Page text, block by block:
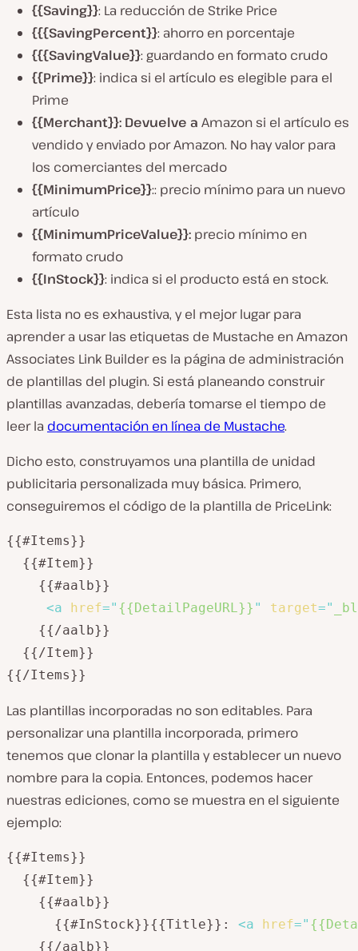
{{Saving}}: La reducción de Strike Price
{{{SavingPercent}}: ahorro en porcentaje
{{{SavingValue}}: guardando en formato crudo
{{Prime}}: indica si el artículo es elegible para el
Prime
{{Merchant}}: Devuelve a Amazon si el artículo es
vendido y enviado por Amazon. No hay valor para
los comerciantes del mercado
{{MinimumPrice}}:: precio mínimo para un nuevo
artículo
{{MinimumPriceValue}}: precio mínimo en
formato crudo
{{InStock}}: indica si el producto está en stock.
Esta lista no es exhaustiva, y el mejor lugar para
aprender a usar las etiquetas de Mustache en Amazon
Associates Link Builder es la página de administración
de plantillas del plugin. Si está planeando construir
plantillas avanzadas, debería tomarse el tiempo de
leer la documentación en línea de Mustache.
Dicho esto, construyamos una plantilla de unidad
publicitaria personalizada muy básica. Primero,
conseguiremos el código de la plantilla de PriceLink:
{{#Items}}
  {{#Item}}
    {{#aalb}}
<a href=" {{DetailPageURL}} " target="
    {{/aalb}}
  {{/Item}}
Las plantillas incorporadas no son editables. Para
personalizar una plantilla incorporada, primero
tenemos que clonar la plantilla y establecer un nuevo
nombre para la copia. Entonces, podemos hacer
nuestras ediciones, como se muestra en el siguiente
ejemplo:
{{#Items}}
  {{#Item}}
    {{#aalb}}
      {{#InStock}}{{Title}}:
<a href="
    {{/aalb}}